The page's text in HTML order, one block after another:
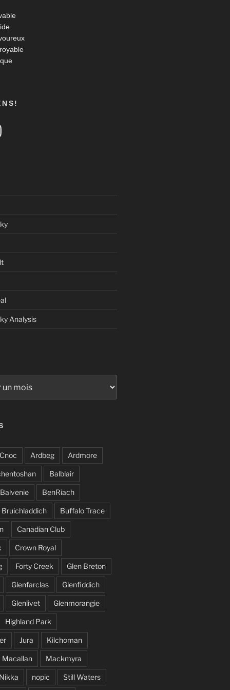
Analysis
Ardbeg Ardmore
Balblair
Balvenie BenRiach
Bruichladdich Buffalo Trace
Canadian Club
Crown Royal
Forty Creek Glen Breton
Glenfarclas Glenfiddich
Glenlivet Glenmorangie
Highland Park
Jura Kilchoman
Macallan Mackmyra
nopic Still Waters